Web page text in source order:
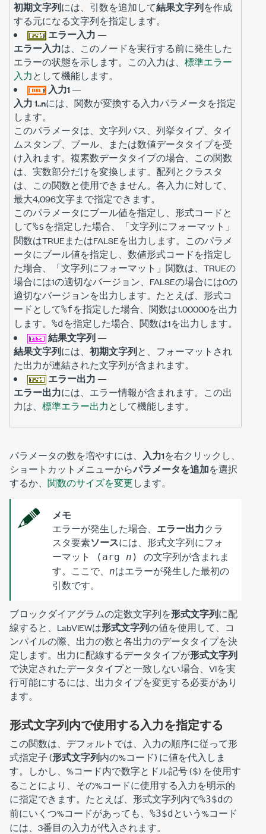
初期文字列には、引数を追加して結果文字列を作成
する元になる文字列を指定します。
エラー入力 —
エラー入力は、このノードを実行する前に発生した
エラーの状態を示します。この入力は、 標準エラー
入力として機能します。
入力1 —
入力 1..nには、関数が変換する入力パラメータを指定
します。
このパラメータは、文字列パス、列挙タイプ、タイ
ムスタンプ、ブール、または数値データタイプを受
け入れます。複素数データタイプの場合、この関数
は、実数部分だけを変換します。配列とクラスタ
は、この関数と使用できません。各入力に対して、
最大4,096文字まで指定できます。
このパラメータにブール値を指定し、形式コードと
して%s を指定した場合、「文字列にフォーマット」
関数はTRUEまたはFALSEを出力します。このパラメ
ータにブール値を指定し、数値形式コードを指定し
た場合、「文字列にフォーマット」関数は、TRUEの
場合には1の適切なバージョン、FALSEの場合には0の
適切なバージョンを出力します。たとえば、形式コ
ードとして%fを指定した場合、関数は1.00000を出力
します。 %dを指定した場合、関数は1を出力します。
結果文字列—
結果文字列には、 初期文字列と、フォーマットされ
た出力が連結された文字列が含まれます。
エラー出力 —
エラー出力には、エラー情報が含まれます。この出
力は、 標準エラー出力として機能します。
パラメータの数を増やすには、 入力1を右クリックし、
ショートカットメニューからパラメータを追加を選択
するか、 関数のサイズを変更します。
メモ
エラーが発生した場合、 エラー出力クラ
スタ要素ソースには、形式文字列にフォ
ーマット (arg n ) の文字列が含まれま
す。ここで、 nはエラーが発生した最初の
引数です。
ブロックダイアグラムの定数文字列を形式文字列に配
線すると、LabVIEWは形式文字列の値を使用して、コ
ンパイルの際、出力の数と各出力のデータタイプを決
定します。出力に配線するデータタイプが形式文字列
で決定されたデータタイプと一致しない場合、VIを実
行可能にするには、出力タイプを変更する必要があり
ます。
形式文字列内で使用する入力を指定する
この関数は、デフォルトでは、入力の順序に従って形
式指定子 (形式文字列内の%コード) に値を代入しま
す。しかし、%コード内で数字とドル記号 ($) を使用す
ることにより、その%コードに使用する入力を明示的
に指定できます。たとえば、形式文字列内で%3$dの
前にいくつ%コードがあっても、 %3$dという%コード
には、3番目の入力が代入されます。